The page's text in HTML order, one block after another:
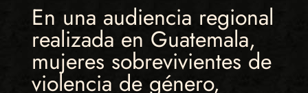
En una audiencia regional
realizada en Guatemala,
mujeres sobrevivientes de
violencia de género,